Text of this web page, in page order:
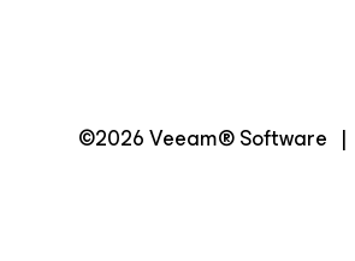
©2026 Veeam® Software |